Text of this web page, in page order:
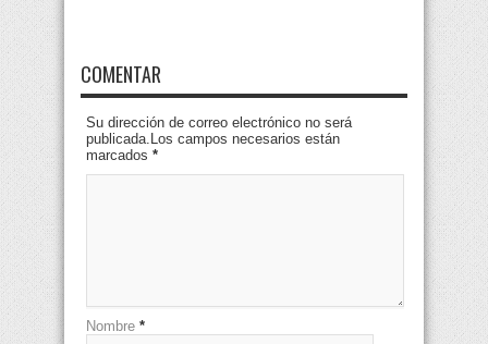
COMENTAR
Su dirección de correo electrónico no será
publicada.Los campos necesarios están
marcados *
Nombre *